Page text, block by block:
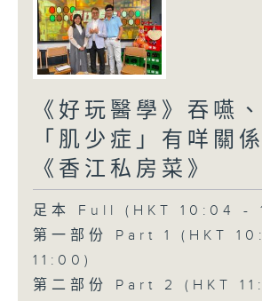
《好玩醫學》吞嚥
「肌少症」有咩關
《香江私房菜》
足本 Full (HKT 10:04 -
第一部份 Part 1 (HKT
11:00)
第二部份 Part 2 (HKT